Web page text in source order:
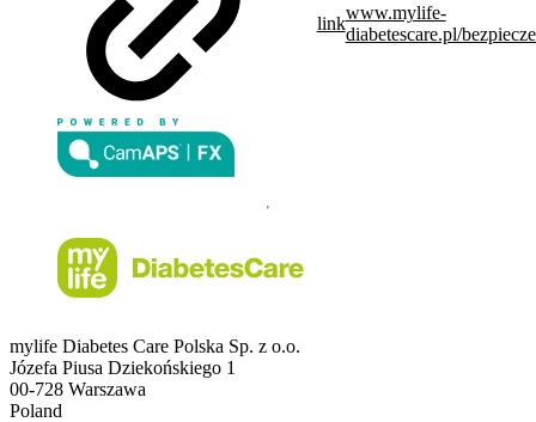
link
www.mylife-
diabetescare.pl/
mylife Diabetes Care Polska Sp. z o.o.
Józefa Piusa Dziekońskiego 1
00-728 Warszawa
Poland